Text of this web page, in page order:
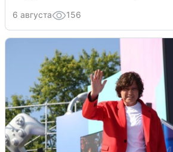
6 августа 156